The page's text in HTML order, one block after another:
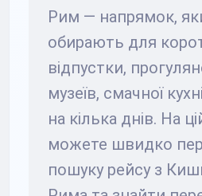
Рим — напрямок,
обирають для
відпустки,
музеїв, смачної
на кілька днів. На
можете швидко
пошуку рейсу з